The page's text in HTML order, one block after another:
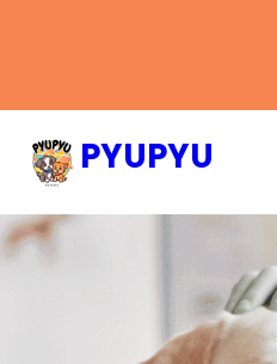
PYUPYU